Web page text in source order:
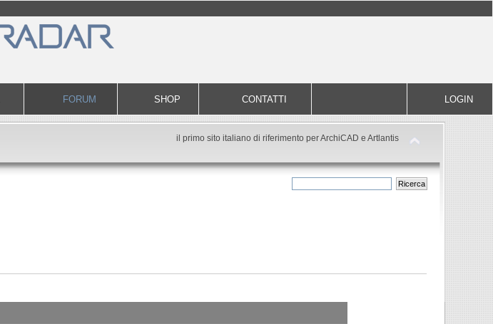
FORUM SHOP CONTATTI LOGIN
il primo sito italiano di riferimento per ArchiCAD e Artlantis